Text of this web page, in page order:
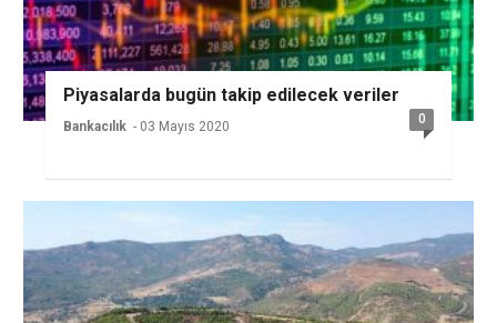
Piyasalarda bugün takip edilecek veriler
Bankacılık - 03 Mayıs 2020 0